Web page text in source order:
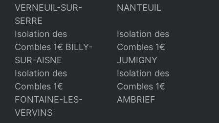
VERNEUIL-SUR-
SERRE
NANTEUIL
Isolation des
Combles 1€ BILLY-
SUR-AISNE
Isolation des
Combles 1€
JUMIGNY
Isolation des
Combles 1€
FONTAINE-LES-
VERVINS
Isolation des
Combles 1€
AMBRIEF